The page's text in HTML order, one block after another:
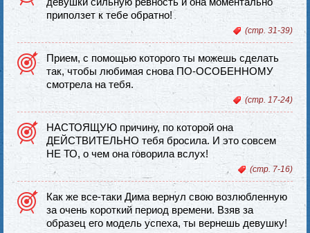
приползет к тебе обратно!
(стр. 31-39)
Прием, с помощью которого ты можешь сделать
так, чтобы любимая снова ПО-ОСОБЕННОМУ
смотрела на тебя.
(стр. 17-24)
НАСТОЯЩУЮ причину, по которой она
ДЕЙСТВИТЕЛЬНО тебя бросила. И это совсем
НЕ ТО, о чем она говорила вслух!
(стр. 7-16)
Как же все-таки Дима вернул свою возлюбленную
за очень короткий период времени. Взяв за
образец его модель успеха, ты вернешь девушку!